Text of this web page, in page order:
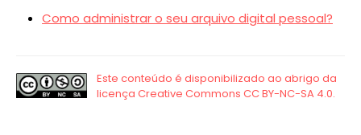
Como administrar o seu arquivo digital pessoal?